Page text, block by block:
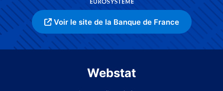
Voir le site de la Banque de France
Webstat